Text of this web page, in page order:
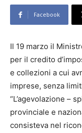
Facebook
Il 19 marzo il
per il credito
e collezioni a cui
imprese, senza
“L’agevolazione –
provinciale e
consisteva nel